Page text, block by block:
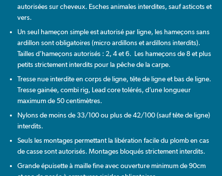
autorisées sur cheveux. Esches animales interdites, sauf asticots et
vers.
Un seul hameçon simple est autorisé par ligne, les hameçons sans
ardillon sont obligatoires (micro ardillons et ardillons interdits).
Tailles d’hameçons autorisés : 2, 4 et 6. Les hameçons de 8 et plus
petits strictement interdits pour la pêche de la carpe.
Tresse nue interdite en corps de ligne, tête de ligne et bas de ligne.
Tresse gainée, combi rig, Lead core tolérés, d’une longueur
maximum de 50 centimètres.
Nylons de moins de 33/100 ou plus de 42/100 (sauf tête de ligne)
interdits.
Seuls les montages permettant la libération facile du plomb en cas
de casse sont autorisés. Montages bloqués strictement interdits.
Grande épuisette à maille fine avec ouverture minimum de 90cm